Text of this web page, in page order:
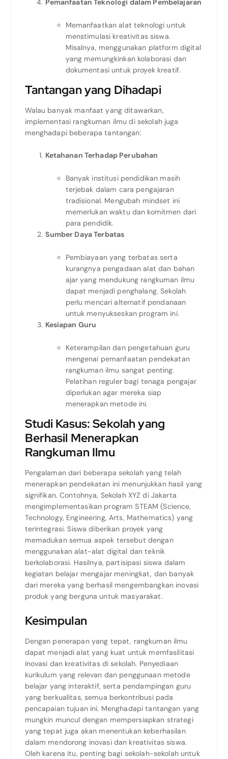
Pemanfaatan Teknologi dalam Pembelajaran
Memanfaatkan alat teknologi untuk
menstimulasi kreativitas siswa.
Misalnya, menggunakan platform digital
yang memungkinkan kolaborasi dan
dokumentasi untuk proyek kreatif.
Tantangan yang Dihadapi
Walau banyak manfaat yang ditawarkan,
implementasi rangkuman ilmu di sekolah juga
menghadapi beberapa tantangan:
Ketahanan Terhadap Perubahan
Banyak institusi pendidikan masih
terjebak dalam cara pengajaran
tradisional. Mengubah mindset ini
memerlukan waktu dan komitmen dari
para pendidik.
Sumber Daya Terbatas
Pembiayaan yang terbatas serta
kurangnya pengadaan alat dan bahan
ajar yang mendukung rangkuman ilmu
dapat menjadi penghalang. Sekolah
perlu mencari alternatif pendanaan
untuk menyukseskan program ini.
Kesiapan Guru
Keterampilan dan pengetahuan guru
mengenai pemanfaatan pendekatan
rangkuman ilmu sangat penting.
Pelatihan reguler bagi tenaga pengajar
diperlukan agar mereka siap
menerapkan metode ini.
Studi Kasus: Sekolah yang
Berhasil Menerapkan
Rangkuman Ilmu
Pengalaman dari beberapa sekolah yang telah
menerapkan pendekatan ini menunjukkan hasil yang
signifikan. Contohnya, Sekolah XYZ di Jakarta
mengimplementasikan program STEAM (Science,
Technology, Engineering, Arts, Mathematics) yang
terintegrasi. Siswa diberikan proyek yang
memadukan semua aspek tersebut dengan
menggunakan alat-alat digital dan teknik
berkolaborasi. Hasilnya, partisipasi siswa dalam
kegiatan belajar mengajar meningkat, dan banyak
dari mereka yang berhasil mengembangkan inovasi
produk yang berguna untuk masyarakat.
Kesimpulan
Dengan penerapan yang tepat, rangkuman ilmu
dapat menjadi alat yang kuat untuk memfasilitasi
inovasi dan kreativitas di sekolah. Penyediaan
kurikulum yang relevan dan penggunaan metode
belajar yang interaktif, serta pendampingan guru
yang berkualitas, semua berkontribusi pada
pencapaian tujuan ini. Menghadapi tantangan yang
mungkin muncul dengan mempersiapkan strategi
yang tepat juga akan menentukan keberhasilan
dalam mendorong inovasi dan kreativitas siswa.
Oleh karena itu, penting bagi sekolah-sekolah untuk